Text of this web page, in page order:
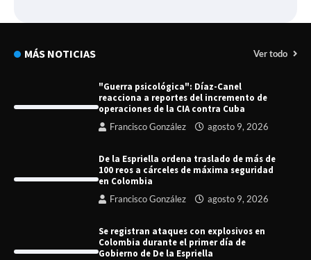
MÁS NOTICIAS Ver todo
"Guerra psicológica": Díaz-Canel
reacciona a reportes del incremento de
operaciones de la CIA contra Cuba
Francisco González agosto 9, 2026
De la Espriella ordena traslado de más de
100 reos a cárceles de máxima seguridad
en Colombia
Francisco González agosto 9, 2026
Se registran ataques con explosivos en
Colombia durante el primer día de
Gobierno de De la Espriella